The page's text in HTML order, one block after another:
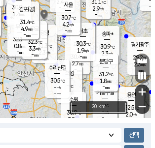
과천
30.4℃
2.7m/s
- mm
용인
32.5℃
2.0m/s
경기광주
29.2℃
2.3m/s
-mm
-
의왕
- ℃
m/s
mm
30.9℃
1.4 m/s
mm
광명
31.3 ℃
2.3 m/s
-mm
부천
32.1℃
0.8m/s
-mm
구로
32.3℃
3.3m/s
-mm
2.4 m/s
- mm
31.1℃
2.9m/s
-mm
송파*
30.9℃
2.3m/s
-mm
서초
30.3℃
1.9m/s
-mm
기흥구갈
-℃
-m/s
-
수리산길
30.5℃
-m/s
-mm
분당구
31.2℃
1.8m/s
-mm
김포(공)
31.4℃
4.9m/s
-mm
수원
30.9℃
3.8 m/s
서울
30.7℃
4.2m/s
-mm
+
−
20 km